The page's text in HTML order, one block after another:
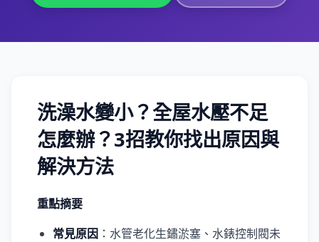
洗澡水變小？全屋水壓不足
怎麼辦？3招教你找出原因與
解決方法
重點摘要
常見原因 ：水管老化生鏽淤塞、水錶控制閥未